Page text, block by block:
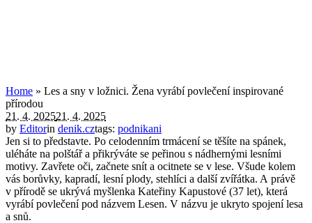
Home » Les a sny v ložnici. Žena vyrábí povlečení inspirované
přírodou
21. 4. 202521. 4. 2025
by Editorin denik.cztags: podnikani
Jen si to představte. Po celodenním trmácení se těšíte na spánek,
uléháte na polštář a přikrýváte se peřinou s nádhernými lesními
motivy. Zavřete oči, začnete snít a ocitnete se v lese. Všude kolem
vás borůvky, kapradí, lesní plody, stehlíci a další zvířátka. A právě
v přírodě se ukrývá myšlenka Kateřiny Kapustové (37 let), která
vyrábí povlečení pod názvem Lesen. V názvu je ukryto spojení lesa
a snů.